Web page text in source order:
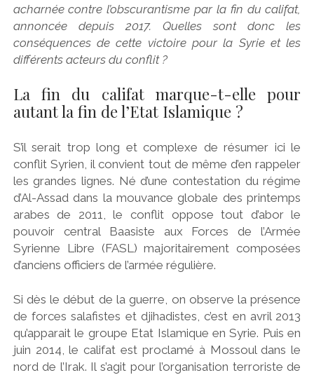
acharnée contre l’obscurantisme par la fin du califat,
annoncée depuis 2017. Quelles sont donc les
conséquences de cette victoire pour la Syrie et les
différents acteurs du conflit ?
La fin du califat marque-t-elle pour
autant la fin de l’Etat Islamique ?
S’il serait trop long et complexe de résumer ici le
conflit Syrien, il convient tout de même d’en rappeler
les grandes lignes. Né d’une contestation du régime
d’Al-Assad dans la mouvance globale des printemps
arabes de 2011, le conflit oppose tout d’abor le
pouvoir central Baasiste aux Forces de l’Armée
Syrienne Libre (FASL) majoritairement composées
d’anciens officiers de l’armée régulière.
Si dès le début de la guerre, on observe la présence
de forces salafistes et djihadistes, c’est en avril 2013
qu’apparait le groupe Etat Islamique en Syrie. Puis en
juin 2014, le califat est proclamé à Mossoul dans le
nord de l’Irak. Il s’agit pour l’organisation terroriste de